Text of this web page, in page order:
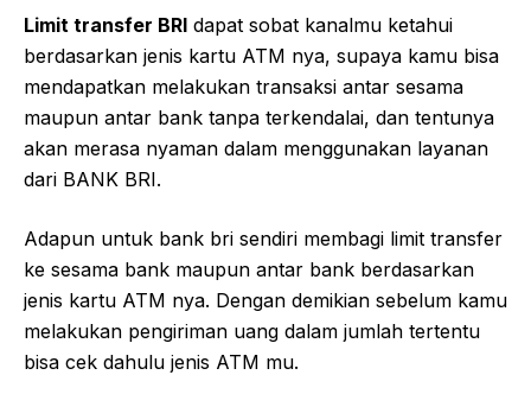
Limit transfer BRI dapat sobat kanalmu ketahui
berdasarkan jenis kartu ATM nya, supaya kamu bisa
mendapatkan melakukan transaksi antar sesama
maupun antar bank tanpa terkendalai, dan tentunya
akan merasa nyaman dalam menggunakan layanan
dari BANK BRI.
Adapun untuk bank bri sendiri membagi limit transfer
ke sesama bank maupun antar bank berdasarkan
jenis kartu ATM nya. Dengan demikian sebelum kamu
melakukan pengiriman uang dalam jumlah tertentu
bisa cek dahulu jenis ATM mu.